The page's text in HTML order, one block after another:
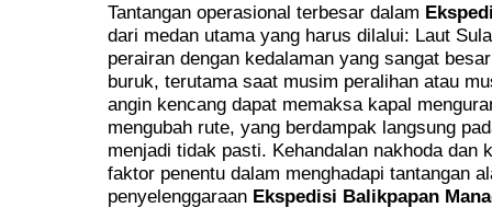
Tantangan operasional terbesar dalam
dari medan utama yang harus dilalui: Laut
perairan dengan kedalaman yang sangat
buruk, terutama saat musim peralihan atau
angin kencang dapat memaksa kapal
mengubah rute, yang berdampak langsung
menjadi tidak pasti. Kehandalan nakhoda dan
faktor penentu dalam menghadapi tantangan
penyelenggaraan Ekspedisi Balikpapan